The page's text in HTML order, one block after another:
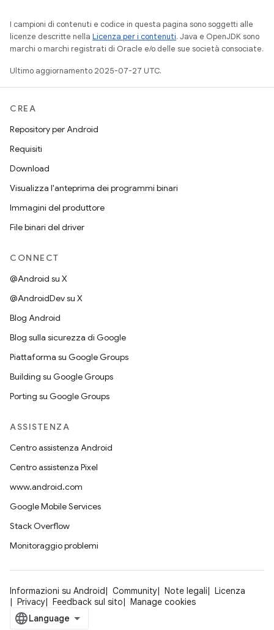
I campioni di contenuti e codice in questa pagina sono soggetti alle
licenze descritte nella Licenza per i contenuti. Java e OpenJDK sono
marchi o marchi registrati di Oracle e/o delle sue società consociate.
Ultimo aggiornamento 2025-07-27 UTC.
CREA
Repository per Android
Requisiti
Download
Visualizza l'anteprima dei programmi binari
Immagini del produttore
File binari del driver
CONNECT
@Android su X
@AndroidDev su X
Blog Android
Blog sulla sicurezza di Google
Piattaforma su Google Groups
Building su Google Groups
Porting su Google Groups
ASSISTENZA
Centro assistenza Android
Centro assistenza Pixel
www.android.com
Google Mobile Services
Stack Overflow
Monitoraggio problemi
Informazioni su Android Community Note legali
Licenza
Privacy
Feedback sul sito Manage cookies